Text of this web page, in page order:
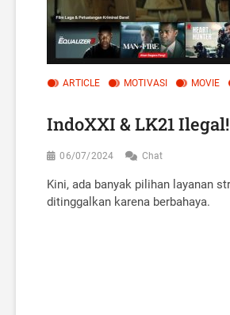
ARTICLE MOTIVASI MOVIE
IndoXXI & LK21
06/07/2024 Chat
Kini, ada banyak pilihan layanan
ditinggalkan karena berbahaya.